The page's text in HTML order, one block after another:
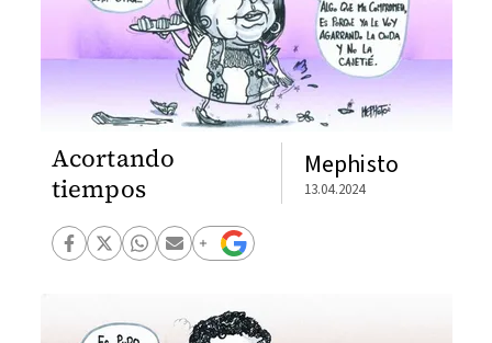
Acortando
tiempos
Mephisto
13.04.2024